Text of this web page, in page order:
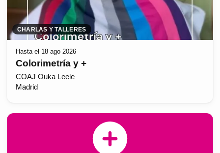
CHARLAS Y TALLERES
Hasta el 18 ago 2026
Colorimetría y +
COAJ Ouka Leele
Madrid